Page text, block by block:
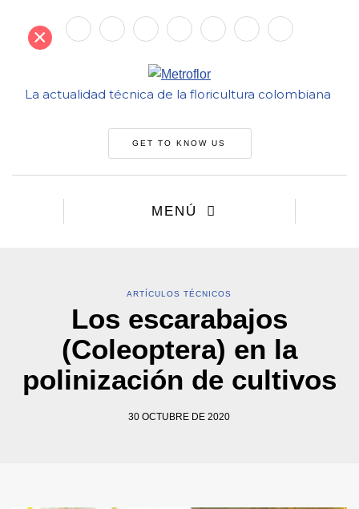
La actualidad técnica de la floricultura colombiana
GET TO KNOW US
MENÚ
ARTÍCULOS TÉCNICOS
Los escarabajos
(Coleoptera) en la
polinización de cultivos
30 OCTUBRE DE 2020
×